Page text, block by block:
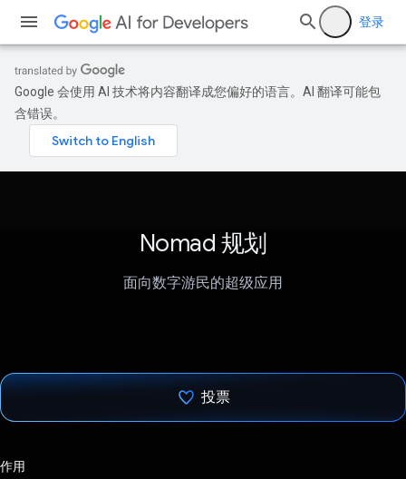
登录
Google 会使用 AI 技术将内容翻译成您偏好的语言。AI 翻译可能包
含错误。
Nomad 规划
面向数字游民的超级应用
投票
作用